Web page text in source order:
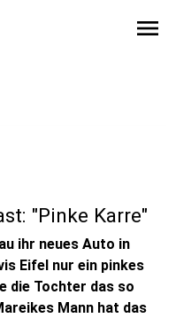
menu
"Pinke Karre"
ihr neues Auto in
Eifel nur ein pinkes
die Tochter das so
Mann hat das